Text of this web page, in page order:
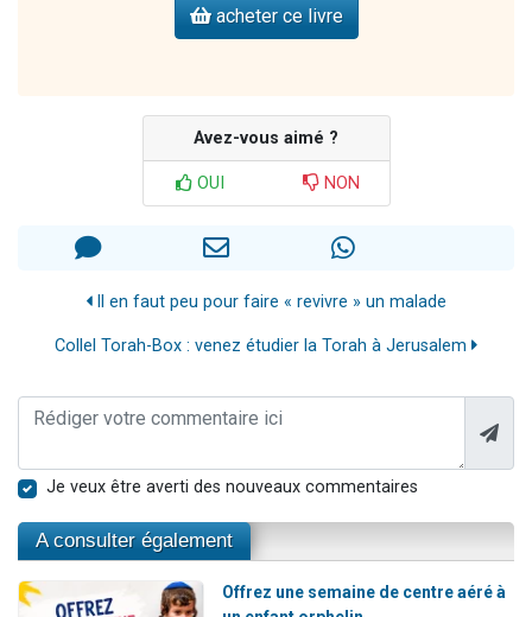
acheter ce livre
Avez-vous aimé ?
OUI NON
Il en faut peu pour faire « revivre » un malade
Collel Torah-Box : venez étudier la Torah à Jerusalem
Je veux être averti des nouveaux commentaires
A consulter également
Offrez une semaine de centre aéré à